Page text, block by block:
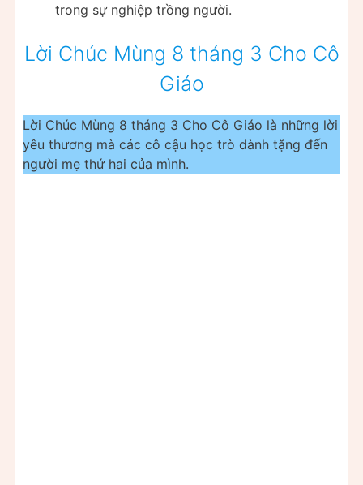
trong sự nghiệp trồng người.
Lời Chúc Mùng 8 tháng 3 Cho Cô
Giáo
Lời Chúc Mùng 8 tháng 3 Cho Cô Giáo là những lời
yêu thương mà các cô cậu học trò dành tặng đến
người mẹ thứ hai của mình.